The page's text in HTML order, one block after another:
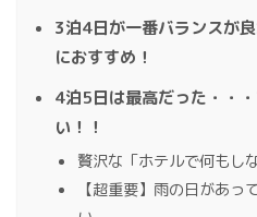
3泊4日が一番バランスが
におすすめ！
4泊5日は最高だった・・
い！！
贅沢な「ホテルで何もし
【超重要】雨の日があっ